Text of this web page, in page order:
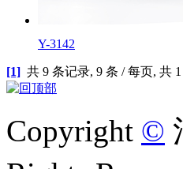
Y-3142
[1] 共 9 条记录, 9 条 / 每页, 共 1
Copyright ©